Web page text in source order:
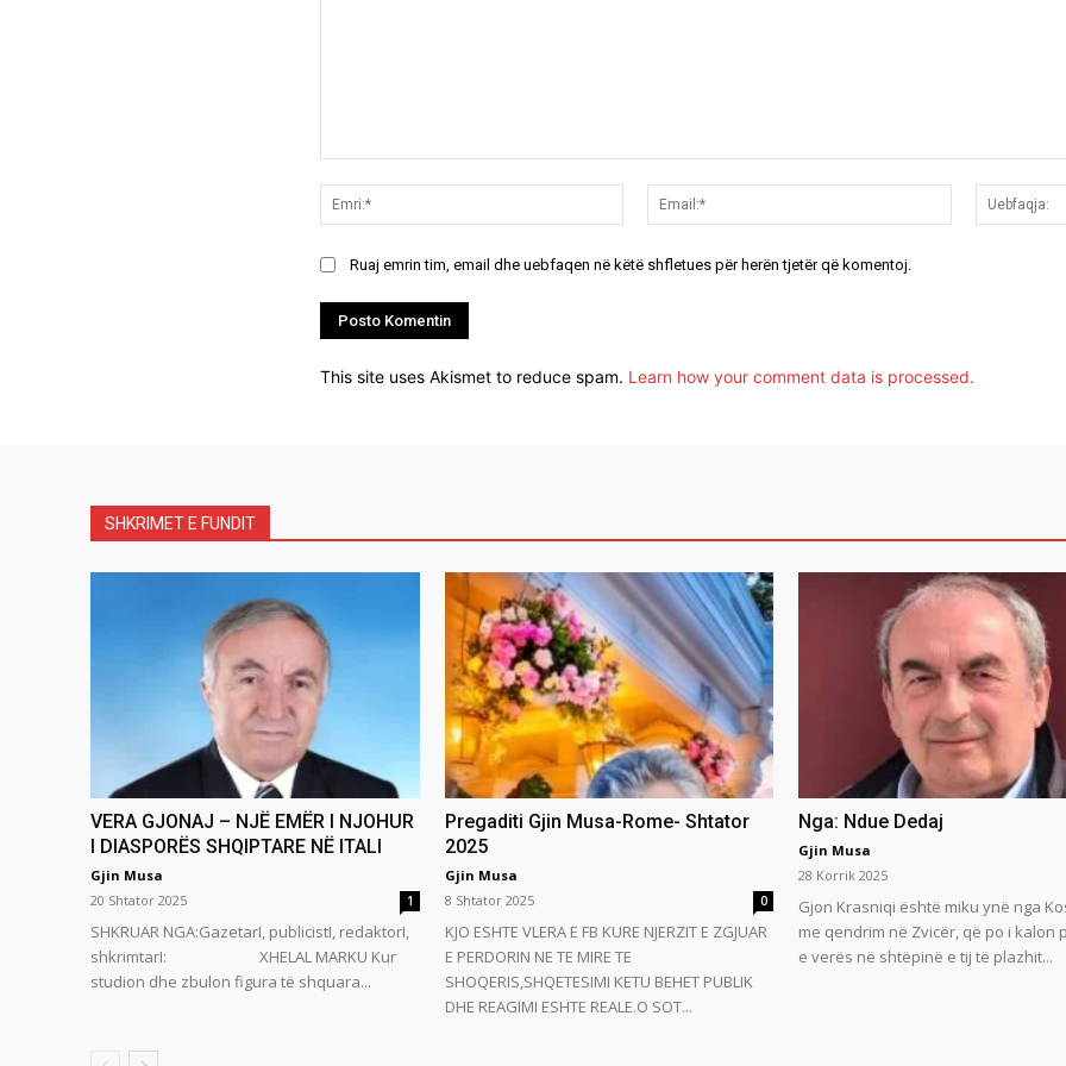
Emri:*
Email:*
Ruaj emrin tim, email dhe uebfaqen në këtë shfletues për herën tjetër që komentoj.
This site uses Akismet to reduce spam. Learn how your comment data is processed.
SHKRIMET E FUNDIT
VERA GJONAJ – NJË EMËR I NJOHUR
I DIASPORËS SHQIPTARE NË ITALI
Gjin Musa
20 Shtator 2025
1
SHKRUAR NGA:GazetarI, publicistI, redaktorI,
shkrimtarI: XHELAL MARKU Kur
studion dhe zbulon figura të shquara...
Pregaditi Gjin Musa-Rome- Shtator
2025
Gjin Musa
8 Shtator 2025
0
KJO ESHTE VLERA E FB KURE NJERZIT E ZGJUAR
E PERDORIN NE TE MIRE TE
SHOQERIS,SHQETESIMI KETU BEHET PUBLIK
DHE REAGIMI ESHTE REALE.O SOT...
Nga: Ndue Dedaj
Gjin Musa
28 Korrik 2025
Gjon Krasniqi është miku ynë nga
me qendrim në Zvicër, që po i kalon
e verës në shtëpinë e tij të plazhit...